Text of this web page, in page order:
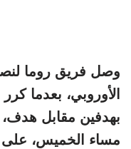
وصل فريق روما
الأوروبي، بعدما
بهدفين مقابل هدف،
مساء الخميس، على